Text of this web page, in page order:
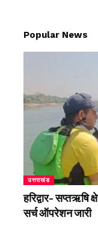
Popular News
उत्तराखंड
हरिद्वार- सप्तऋषि
सर्च ऑपरेशन जारी